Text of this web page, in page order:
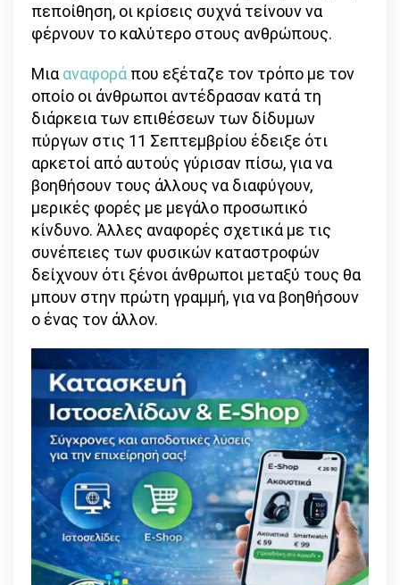
πεποίθηση, οι κρίσεις συχνά τείνουν να
φέρνουν το καλύτερο στους ανθρώπους.
Μια αναφορά που εξέταζε τον τρόπο με τον
οποίο οι άνθρωποι αντέδρασαν κατά τη
διάρκεια των επιθέσεων των δίδυμων
πύργων στις 11 Σεπτεμβρίου έδειξε ότι
αρκετοί από αυτούς γύρισαν πίσω, για να
βοηθήσουν τους άλλους να διαφύγουν,
μερικές φορές με μεγάλο προσωπικό
κίνδυνο. Άλλες αναφορές σχετικά με τις
συνέπειες των φυσικών καταστροφών
δείχνουν ότι ξένοι άνθρωποι μεταξύ τους θα
μπουν στην πρώτη γραμμή, για να βοηθήσουν
ο ένας τον άλλον.